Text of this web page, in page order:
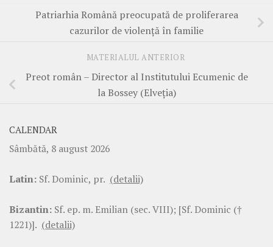
Patriarhia Română preocupată de proliferarea
cazurilor de violenţă în familie
MATERIALUL ANTERIOR
Preot român – Director al Institutului Ecumenic de
la Bossey (Elveţia)
CALENDAR
Sâmbătă, 8 august 2026
Latin: Sf. Dominic, pr. (detalii)
Bizantin: Sf. ep. m. Emilian (sec. VIII); [Sf. Dominic (†
1221)]. (detalii)